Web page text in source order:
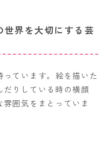
界を大切にする芸
ています。絵を描いた
だりしている時の横顔
囲気をまとっていま